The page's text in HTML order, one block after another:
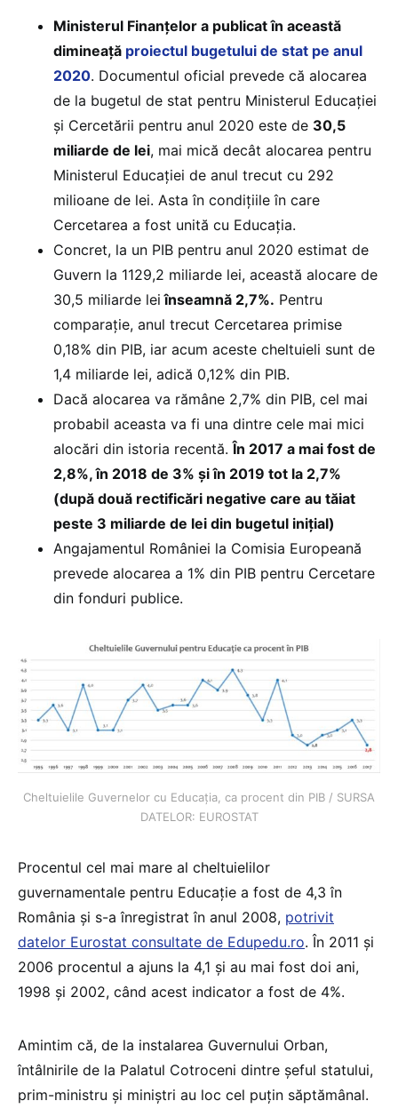
Ministerul Finanțelor a publicat în această
dimineață proiectul bugetului de stat pe anul
2020. Documentul oficial prevede că alocarea
de la bugetul de stat pentru Ministerul Educației
și Cercetării pentru anul 2020 este de 30,5
miliarde de lei, mai mică decât alocarea pentru
Ministerul Educației de anul trecut cu 292
milioane de lei. Asta în condițiile în care
Cercetarea a fost unită cu Educația.
Concret, la un PIB pentru anul 2020 estimat de
Guvern la 1129,2 miliarde lei, această alocare de
30,5 miliarde lei înseamnă 2,7%. Pentru
comparație, anul trecut Cercetarea primise
0,18% din PIB, iar acum aceste cheltuieli sunt de
1,4 miliarde lei, adică 0,12% din PIB.
Dacă alocarea va rămâne 2,7% din PIB, cel mai
probabil aceasta va fi una dintre cele mai mici
alocări din istoria recentă.În 2017 a mai fost de
2,8%, în 2018 de 3% și în 2019 tot la 2,7%
(după două rectificări negative care au tăiat
peste 3 miliarde de lei din bugetul inițial)
Angajamentul României la Comisia Europeană
prevede alocarea a 1% din PIB pentru Cercetare
din fonduri publice.
Cheltuielile Guvernelor cu Educația, ca procent din PIB / SURSA
DATELOR: EUROSTAT
Procentul cel mai mare al cheltuielilor
guvernamentale pentru Educație a fost de 4,3 în
România și s-a înregistrat în anul 2008, potrivit
datelor Eurostat consultate de Edupedu.ro. În 2011 și
2006 procentul a ajuns la 4,1 și au mai fost doi ani,
1998 și 2002, când acest indicator a fost de 4%.
Amintim că, de la instalarea Guvernului Orban,
întâlnirile de la Palatul Cotroceni dintre șeful statului,
prim-ministru și miniștri au loc cel puțin săptămânal.